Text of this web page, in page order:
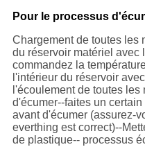
Pour le processus
Chargement de toutes les
du réservoir matériel avec
commandez la
l'intérieur du réservoir
l'écoulement de toutes
d'écumer--faites un
avant d'écumer (assurez-
everthing est correct)--
de plastique-- processus